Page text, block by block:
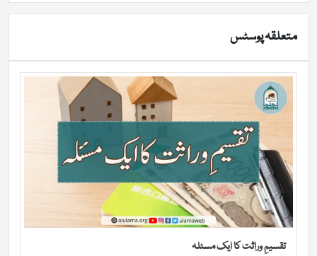
متعلقہ پوسٹس
تقسیمِ وراثت کا ایک مسئلہ